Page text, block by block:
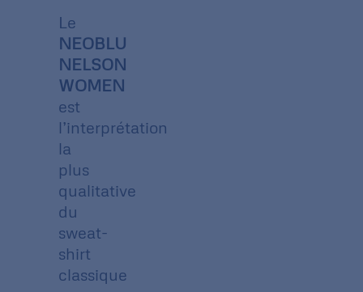
Le
NEOBLU
NELSON
WOMEN
est
l’interprétation
la
plus
qualitative
du
sweat-
shirt
classique